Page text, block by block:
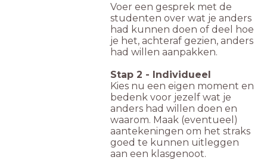
Voer een gesprek met de
studenten over wat je anders
had kunnen doen of deel hoe
je het, achteraf gezien, anders
had willen aanpakken.
Stap 2 - Individueel
Kies nu een eigen moment en
bedenk voor jezelf wat je
anders had willen doen en
waarom. Maak (eventueel)
aantekeningen om het straks
goed te kunnen uitleggen
aan een klasgenoot.